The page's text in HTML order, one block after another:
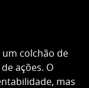
um colchão de
ações. O
mas